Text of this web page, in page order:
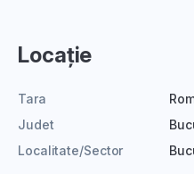
Locație
Tara
Judet
Localitate/Sector